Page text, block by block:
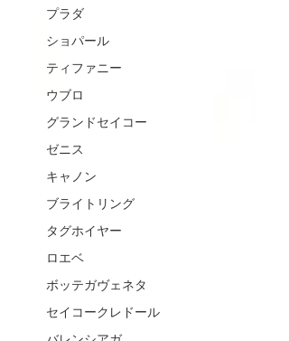
プラダ
ショパール
ティファニー
ウブロ
グランドセイコー
ゼニス
キャノン
ブライトリング
タグホイヤー
ロエベ
ボッテガヴェネタ
セイコークレドール